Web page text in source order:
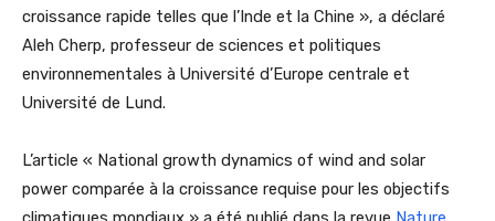
croissance rapide telles que l’Inde et la Chine », a déclaré
Aleh Cherp, professeur de sciences et politiques
environnementales à Université d’Europe centrale et
Université de Lund.
L’article « National growth dynamics of wind and solar
power comparée à la croissance requise pour les objectifs